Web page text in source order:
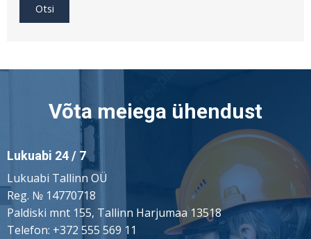
Võta meiega ühendust
Lukuabi 24 / 7
Lukuabi Tallinn OÜ
Reg. № 14770718
Paldiski mnt 155, Tallinn Harjumaa 13518
Telefon: +372 555 569 11